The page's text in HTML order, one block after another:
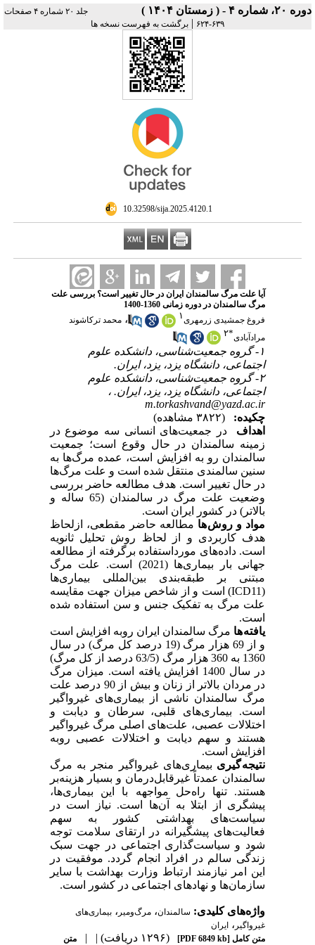
دوره ۲۰، شماره ۴ - ( زمستان ۱۴۰۴ )
جلد ۲۰ شماره ۴ صفحات
۶۳۹-۶۲۴
| برگشت به فهرست نسخه ها
‎ 10.32598/sija.2025.4120.1
آیا علت مرگ سالمندان ایران در حال تغییر است؟ بررسی علت
مرگ سالمندان در دوره زمانی 1360-1400
فروغ جمشیدی زرمهری۱ ، محمد ترکاشوند
مرادآبادی*۲
۱- گروه جمعیت‌شناسی، دانشکده علوم
اجتماعی، دانشگاه یزد، یزد، ایران.
۲- گروه جمعیت‌شناسی، دانشکده علوم
اجتماعی، دانشگاه یزد، یزد، ایران. ،
m.torkashvand@yazd.ac.ir
چکیده:
(۳۸۲۲ مشاهده)
اهداف در جمعیت‌های انسانی سه موضوع در
زمینه سالمندان در حال وقوع است؛ جمعیت
سالمندان رو به افزایش است، عمده مرگ‌ها به
سنین سالمندی منتقل شده است و علت مرگ‌ها
در حال تغییر است. هدف مطالعه حاضر بررسی
وضعیت علت مرگ در سالمندان (65 ساله و
بالاتر) در کشور ایران است.
مواد و روش ها مطالعه حاضر مقطعی، ازلحاظ
هدف کاربردی و از لحاظ روش تحلیل ثانویه
است. داده‌های مورداستفاده برگرفته از مطالعه
جهانی بار بیماری‌ها (2021) است. علت مرگ
مبتنی بر طبقه‌بندی بین‌المللی بیماری‌ها
(ICD11) است و از شاخص میزان جهت مقایسه
علت مرگ به تفکیک جنس و سن استفاده شده
است.
یافته ها مرگ سالمندان ایران روبه افزایش است
و از 69 هزار مرگ (19 درصد کل مرگ) در سال
1360 به 360 هزار مرگ (63/5 درصد از کل مرگ)
در سال 1400 افزایش یافته است. میزان مرگ
در مردان بالاتر از زنان و بیش از 90 درصد علت
مرگ سالمندان ناشی از بیماری‌های غیرواگیر
است. بیماری‌های قلبی، سرطان و دیابت و
اختلالات عصبی، علت‌های اصلی مرگ غیرواگیر
هستند و سهم دیابت و اختلالات عصبی روبه
افزایش است.
نتیجه گیری بیماری‌های غیرواگیر منجر به مرگ
سالمندان عمدتاً غیرقابل‌درمان و بسیار هزینه‌بر
هستند. تنها راه‌حل مواجهه با این بیماری‌ها،
پیشگری از ابتلا به آن‌ها است. نیاز است در
سیاست‌های بهداشتی کشور به سهم
فعالیت‌های پیشگیرانه در ارتقای سلامت توجه
شود و سیاست‌گذاری اجتماعی در جهت سبک
زندگی سالم در افراد انجام گردد. موفقیت در
این امر نیازمند ارتباط وزارت بهداشت با سایر
سازمان‌ها و نهادهای اجتماعی در کشور است.
واژه‌های کلیدی: سالمندان، مرگ‌و‌میر ، بیماری‌های
غیرواگیر ، ایران
متن کامل[PDF 6849 kb] (۱۲۹۶ دریافت) | | متن